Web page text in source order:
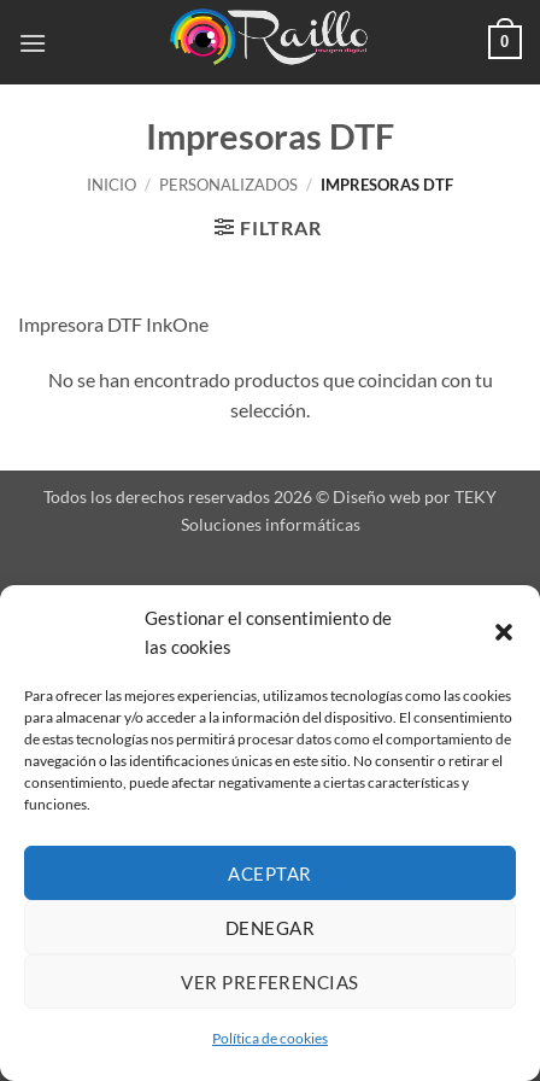
Gestionar el consentimiento de
las cookies
Para ofrecer las mejores experiencias, utilizamos tecnologías como las cookies
para almacenar y/o acceder a la información del dispositivo. El consentimiento
de estas tecnologías nos permitirá procesar datos como el comportamiento de
navegación o las identificaciones únicas en este sitio. No consentir o retirar el
consentimiento, puede afectar negativamente a ciertas características y
funciones.
ACEPTAR
DENEGAR
VER PREFERENCIAS
Política de cookies
0
Impresoras DTF
INICIO / PERSONALIZADOS / IMPRESORAS DTF
FILTRAR
Impresora DTF InkOne
No se han encontrado productos que coincidan con tu
selección.
Todos los derechos reservados 2026 © Diseño web porTEKY
Soluciones informáticas